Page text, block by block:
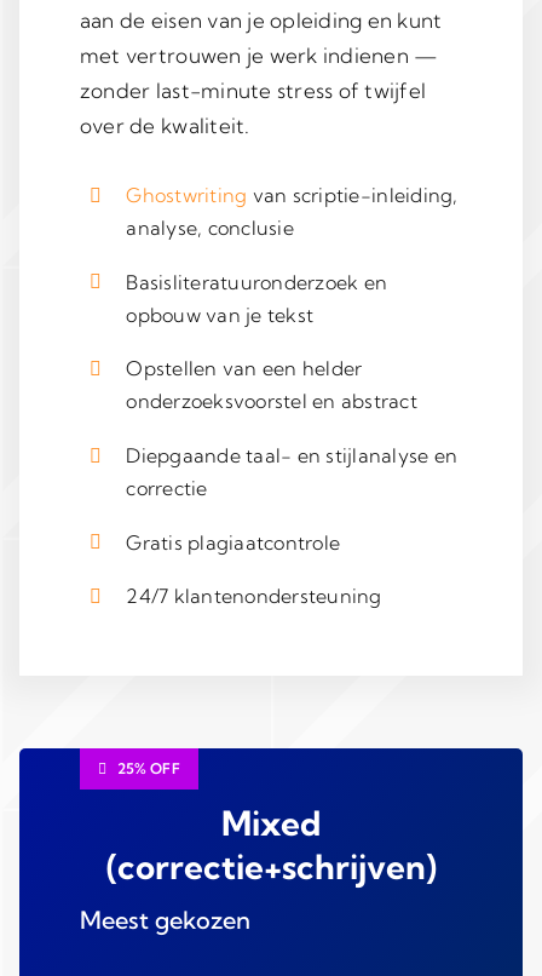
aan de eisen van je opleiding en kunt
met vertrouwen je werk indienen —
zonder last-minute stress of twijfel
over de kwaliteit.
Ghostwriting van scriptie-inleiding,
analyse, conclusie
Basisliteratuuronderzoek en
opbouw van je tekst
Opstellen van een helder
onderzoeksvoorstel en abstract
Diepgaande taal- en stijlanalyse en
correctie
Gratis plagiaatcontrole
24/7 klantenondersteuning
25% OFF
Mixed
(correctie+schrijven)
Meest gekozen